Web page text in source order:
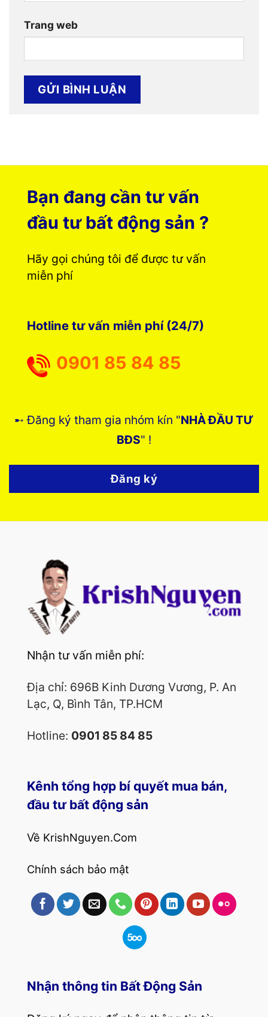
Trang web
Bạn đang cần tư vấn
đầu tư bất động sản ?
Hãy gọi chúng tôi để được tư vấn
miễn phí
Hotline tư vấn miễn phí (24/7)
0901 85 84 85
➸ Đăng ký tham gia nhóm kín "NHÀ ĐẦU TƯ
BĐS" !
Đăng ký
Nhận tư vấn miễn phí:
Địa chỉ: 696B Kinh Dương Vương, P. An
Lạc, Q, Bình Tân, TP.HCM
Hotline: 0901 85 84 85
Kênh tổng hợp bí quyết mua bán,
đầu tư bất động sản
Về KrishNguyen.Com
Chính sách bảo mật
Nhận thông tin Bất Động Sản